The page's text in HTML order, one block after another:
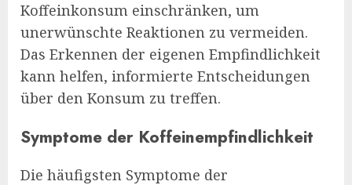
Koffeinkonsum einschränken, um
unerwünschte Reaktionen zu vermeiden.
Das Erkennen der eigenen Empfindlichkeit
kann helfen, informierte Entscheidungen
über den Konsum zu treffen.
Symptome der Koffeinempfindlichkeit
Die häufigsten Symptome der